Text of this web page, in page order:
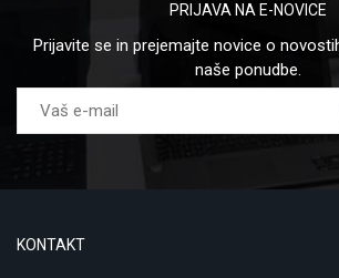
PRIJAVA NA E-NOVICE
Prijavite se in prejemajte novice o
naše ponudbe.
KONTAKT